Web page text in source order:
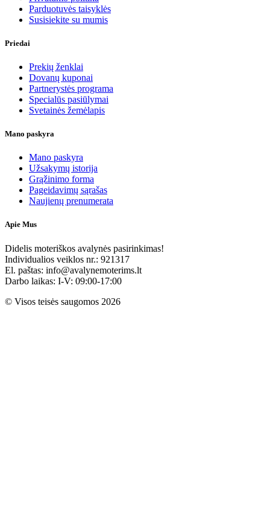
Parduotuvės taisyklės
Susisiekite su mumis
Priedai
Prekių ženklai
Dovanų kuponai
Partnerystės programa
Specialūs pasiūlymai
Svetainės žemėlapis
Mano paskyra
Mano paskyra
Užsakymų istorija
Grąžinimo forma
Pageidavimų sąrašas
Naujienų prenumerata
Apie Mus
Didelis moteriškos avalynės pasirinkimas!
Individualios veiklos nr.: 921317
El. paštas: info@avalynemoterims.lt
Darbo laikas: I-V: 09:00-17:00
© Visos teisės saugomos 2026